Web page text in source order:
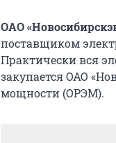
ОАО
поставщиком
Практически вся
закупается ОАО
мощности (ОРЭМ).